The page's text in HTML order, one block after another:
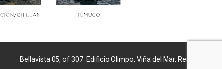
Bellavista 05, of 307. Edificio Olimpo, Viña del Mar, Reñaca